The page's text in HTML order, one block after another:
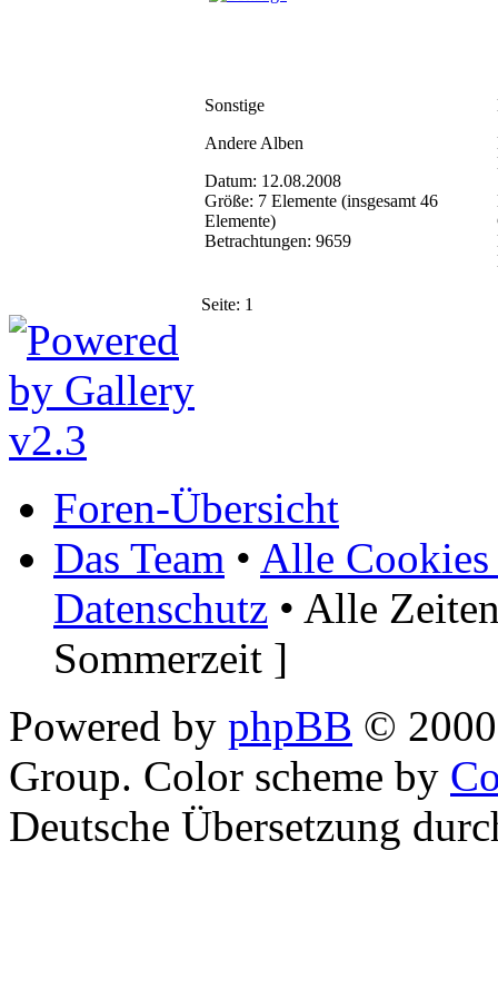
Sonstige
Andere Alben
Datum: 12.08.2008
Größe: 7 Elemente (insgesamt 46
Elemente)
Betrachtungen: 9659
Seite: 1
Foren-Übersicht
Das Team • Alle Cookies
Datenschutz • Alle
Sommerzeit ]
Powered by phpBB ©
Group. Color scheme by
Deutsche Übersetzung